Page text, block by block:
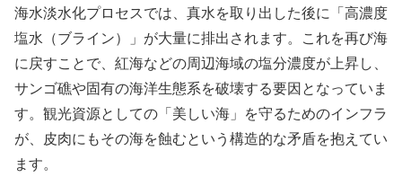
海水淡水化プロセスでは、真水を取り出した後に「高濃度
塩水（ブライン）」が大量に排出されます。これを再び海
に戻すことで、紅海などの周辺海域の塩分濃度が上昇し、
サンゴ礁や固有の海洋生態系を破壊する要因となっていま
す。観光資源としての「美しい海」を守るためのインフラ
が、皮肉にもその海を蝕むという構造的な矛盾を抱えてい
ます。